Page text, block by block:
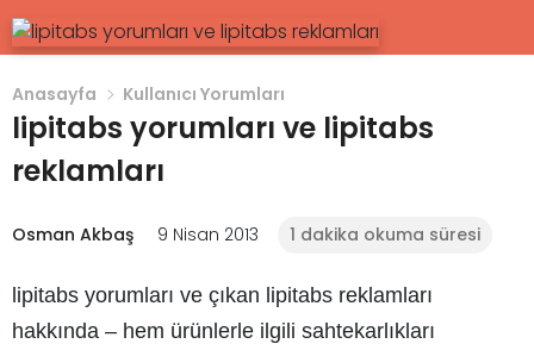
Anasayfa Kullanıcı Yorumları
lipitabs yorumları ve lipitabs
reklamları
Osman Akbaş 9 Nisan 2013 1 dakika okuma süresi
lipitabs yorumları ve çıkan lipitabs reklamları
hakkında – hem ürünlerle ilgili sahtekarlıkları